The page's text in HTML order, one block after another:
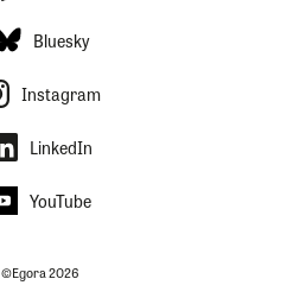
Bluesky
Instagram
LinkedIn
YouTube
©Egora 2026